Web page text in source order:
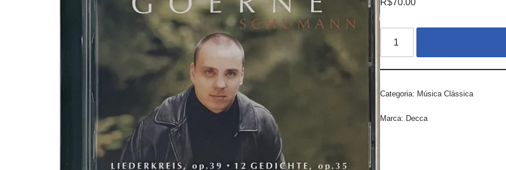
R$70.00
Categoria: Música Clássica
Marca: Decca